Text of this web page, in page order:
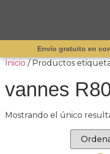
Envío gratuito en
Inicio/ Productos
vannes
Mostrando el único